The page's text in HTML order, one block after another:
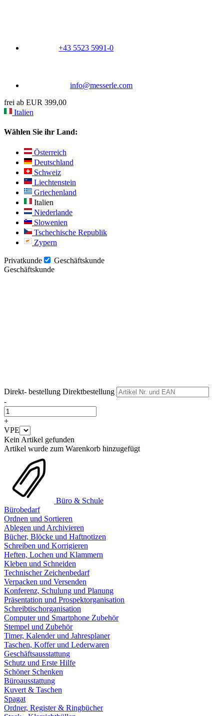
+43 5523 5991-0
info@messerle.com
frei ab EUR 399,00
Italien
Wählen Sie ihr Land:
Österreich
Deutschland
Schweiz
Liechtenstein
Griechenland
Italien
Niederlande
Slowenien
Tschechische Republik
Zypern
Privatkunde
Geschäftskunde
Geschäftskunde
Direkt- bestellung Direktbestellung
-
+
VPE
Kein Artikel gefunden
Artikel wurde zum Warenkorb hinzugefügt
Büro & Schule
Bürobedarf
Ordnen und Sortieren
Ablegen und Archivieren
Bücher, Blöcke und Haftnotizen
Schreiben und Korrigieren
Heften, Lochen und Klammern
Kleben und Schneiden
Technischer Zeichenbedarf
Verpacken und Versenden
Konferenz, Schulung und Planung
Präsentation und Prospektorganisation
Schreibtischorganisation
Computer und Smartphone Zubehör
Stempel und Zubehör
Timer, Kalender und Jahresplaner
Taschen, Koffer und Lederwaren
Geschäftsausstattung
Schutz und Erste Hilfe
Schöner Schenken
Büroausstattung
Kuvert & Taschen
Spagat
Ordner, Register & Ringbücher